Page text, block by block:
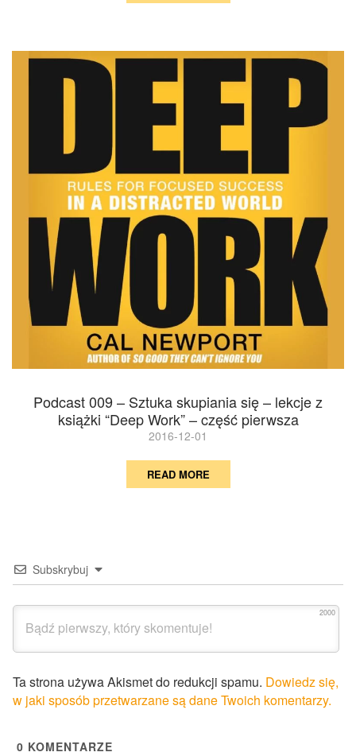
Podcast 009 – Sztuka skupiania się – lekcje z
książki “Deep Work” – część pierwsza
2016-12-01
READ MORE
Subskrybuj
2000
Ta strona używa Akismet do redukcji spamu. Dowiedz się,
w jaki sposób przetwarzane są dane Twoich komentarzy.
0 KOMENTARZE